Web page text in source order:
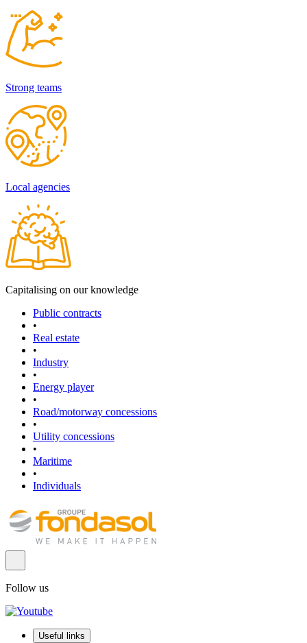
Strong teams
Local agencies
Capitalising on our knowledge
Public contracts
•
Real estate
•
Industry
•
Energy player
•
Road/motorway concessions
•
Utility concessions
•
Maritime
•
Individuals
Follow us
Useful links